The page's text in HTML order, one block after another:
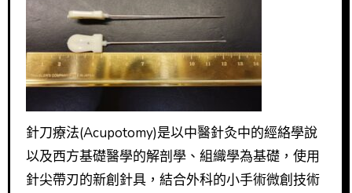
針刀療法(Acupotomy)是以中醫針灸中的經絡學說
以及西方基礎醫學的解剖學、組織學為基礎，使用
針尖帶刃的新創針具，結合外科的小手術微創技術